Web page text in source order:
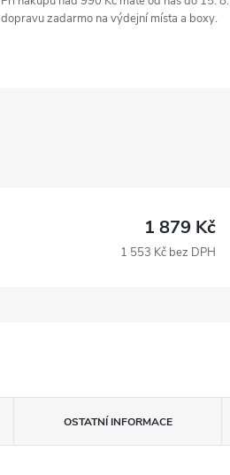
dopravu zadarmo na výdejní místa a boxy.
1 879 Kč
1 553 Kč bez DPH
OSTATNÍ INFORMACE